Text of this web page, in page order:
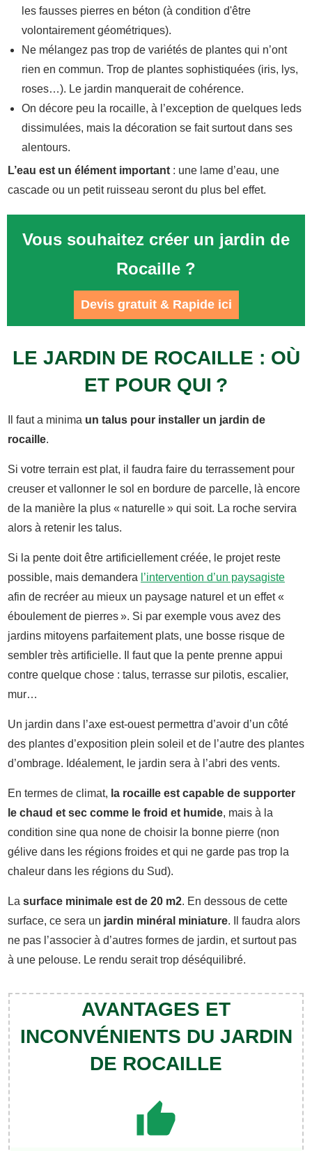
les fausses pierres en béton (à condition d'être
volontairement géométriques).
Ne mélangez pas trop de variétés de plantes qui n’ont
rien en commun. Trop de plantes sophistiquées (iris, lys,
roses…). Le jardin manquerait de cohérence.
On décore peu la rocaille, à l’exception de quelques leds
dissimulées, mais la décoration se fait surtout dans ses
alentours.
L’eau est un élément important : une lame d’eau, une
cascade ou un petit ruisseau seront du plus bel effet.
Vous souhaitez créer un jardin de
Rocaille ?
Devis gratuit & Rapide ici
LE JARDIN DE ROCAILLE : OÙ
ET POUR QUI ?
Il faut a minima un talus pour installer un jardin de
rocaille.
Si votre terrain est plat, il faudra faire du terrassement pour
creuser et vallonner le sol en bordure de parcelle, là encore
de la manière la plus « naturelle » qui soit. La roche servira
alors à retenir les talus.
Si la pente doit être artificiellement créée, le projet reste
possible, mais demandera l’intervention d’un paysagiste
afin de recréer au mieux un paysage naturel et un effet «
éboulement de pierres ». Si par exemple vous avez des
jardins mitoyens parfaitement plats, une bosse risque de
sembler très artificielle. Il faut que la pente prenne appui
contre quelque chose : talus, terrasse sur pilotis, escalier,
mur…
Un jardin dans l’axe est-ouest permettra d’avoir d’un côté
des plantes d’exposition plein soleil et de l’autre des plantes
d’ombrage. Idéalement, le jardin sera à l’abri des vents.
En termes de climat, la rocaille est capable de supporter
le chaud et sec comme le froid et humide, mais à la
condition sine qua none de choisir la bonne pierre (non
gélive dans les régions froides et qui ne garde pas trop la
chaleur dans les régions du Sud).
La surface minimale est de 20 m2. En dessous de cette
surface, ce sera un jardin minéral miniature. Il faudra alors
ne pas l’associer à d’autres formes de jardin, et surtout pas
à une pelouse. Le rendu serait trop déséquilibré.
AVANTAGES ET
INCONVÉNIENTS DU JARDIN
DE ROCAILLE